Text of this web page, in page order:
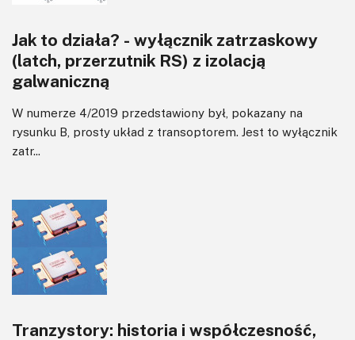
Jak to działa? - wyłącznik zatrzaskowy
(latch, przerzutnik RS) z izolacją
galwaniczną
W numerze 4/2019 przedstawiony był, pokazany na
rysunku B, prosty układ z transoptorem. Jest to wyłącznik
zatr...
Tranzystory: historia i współczesność,